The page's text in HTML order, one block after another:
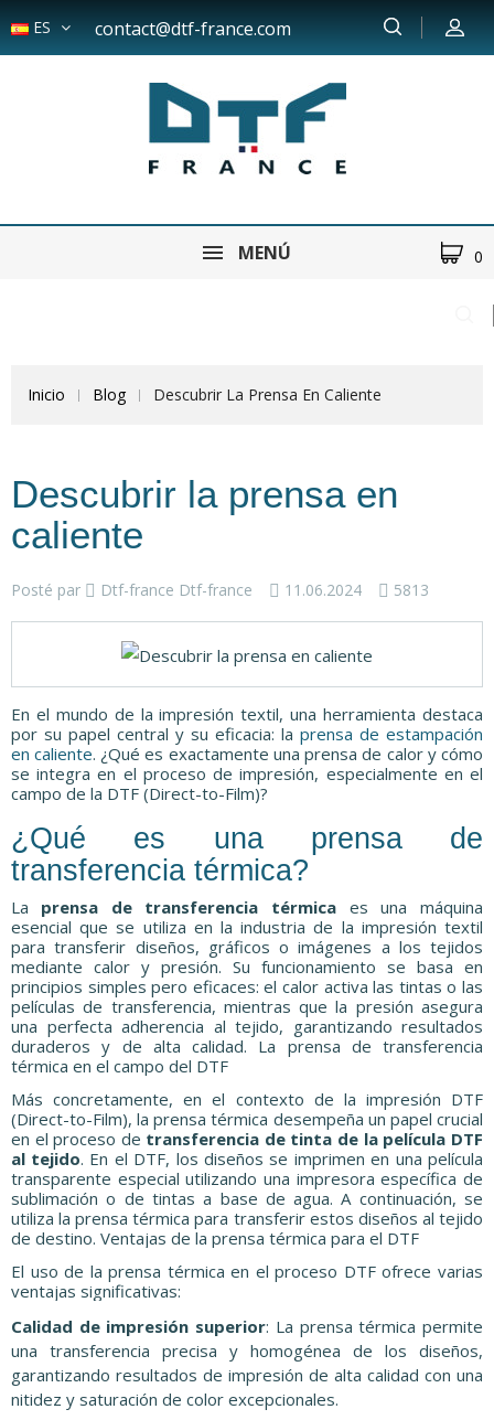
ES contact@dtf-france.com
MENÚ 0
Inicio Blog Descubrir La Prensa En Caliente
Descubrir la prensa en
caliente
Posté par Dtf-france Dtf-france 11.06.2024 5813
En el mundo de la impresión textil, una herramienta destaca
por su papel central y su eficacia: la prensa de estampación
en caliente. ¿Qué es exactamente una prensa de calor y cómo
se integra en el proceso de impresión, especialmente en el
campo de la DTF (Direct-to-Film)?
¿Qué es una prensa de
transferencia térmica?
La prensa de transferencia térmica es una máquina
esencial que se utiliza en la industria de la impresión textil
para transferir diseños, gráficos o imágenes a los tejidos
mediante calor y presión. Su funcionamiento se basa en
principios simples pero eficaces: el calor activa las tintas o las
películas de transferencia, mientras que la presión asegura
una perfecta adherencia al tejido, garantizando resultados
duraderos y de alta calidad. La prensa de transferencia
térmica en el campo del DTF
Más concretamente, en el contexto de la impresión DTF
(Direct-to-Film), la prensa térmica desempeña un papel crucial
en el proceso de transferencia de tinta de la película DTF
al tejido. En el DTF, los diseños se imprimen en una película
transparente especial utilizando una impresora específica de
sublimación o de tintas a base de agua. A continuación, se
utiliza la prensa térmica para transferir estos diseños al tejido
de destino. Ventajas de la prensa térmica para el DTF
El uso de la prensa térmica en el proceso DTF ofrece varias
ventajas significativas:
Calidad de impresión superior: La prensa térmica permite
una transferencia precisa y homogénea de los diseños,
garantizando resultados de impresión de alta calidad con una
nitidez y saturación de color excepcionales.